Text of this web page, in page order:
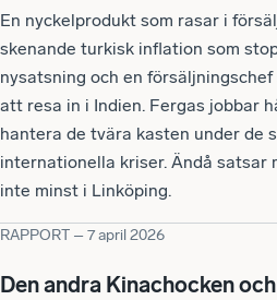
En nyckelprodukt som rasar i
skenande turkisk inflation som
nysatsning och en försäljningschef
att resa in i Indien. Fergas jobbar
hantera de tvära kasten under de
internationella kriser. Ändå satsar
inte minst i Linköping.
RAPPORT –7 april 2026
Den andra Kinachocken och